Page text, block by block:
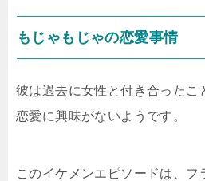
もじゃもじゃの恋愛事情
彼は過去に女性と付き合ったこ
恋愛に興味がないようです。
このイケメンエピソードは、フ